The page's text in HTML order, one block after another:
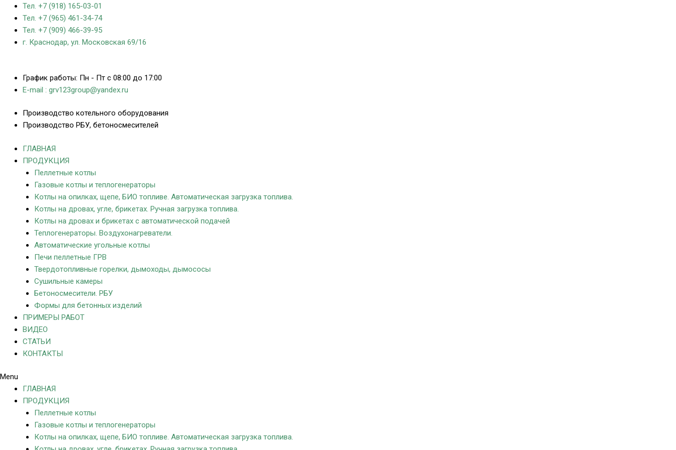
Тел. +7 (918) 165-03-01
Тел. +7 (965) 461-34-74
Тел. +7 (909) 466-39-95
г. Краснодар, ул. Московская 69/16
График работы: Пн - Пт с 08:00 до 17:00
E-mail : grv123group@yandex.ru
Производство котельного оборудования
Производство РБУ, бетоносмесителей
ГЛАВНАЯ
ПРОДУКЦИЯ
Пеллетные котлы
Газовые котлы и теплогенераторы
Котлы на опилках, щепе, БИО топливе. Автоматическая загрузка топлива.
Котлы на дровах, угле, брикетах. Ручная загрузка топлива.
Котлы на дровах и брикетах с автоматической подачей
Теплогенераторы. Воздухонагреватели.
Автоматические угольные котлы
Печи пеллетные ГРВ
Твердотопливные горелки, дымоходы, дымососы
Сушильные камеры
Бетоносмесители. РБУ
Формы для бетонных изделий
ПРИМЕРЫ РАБОТ
ВИДЕО
СТАТЬИ
КОНТАКТЫ
Menu
ГЛАВНАЯ
ПРОДУКЦИЯ
Пеллетные котлы
Газовые котлы и теплогенераторы
Котлы на опилках, щепе, БИО топливе. Автоматическая загрузка топлива.